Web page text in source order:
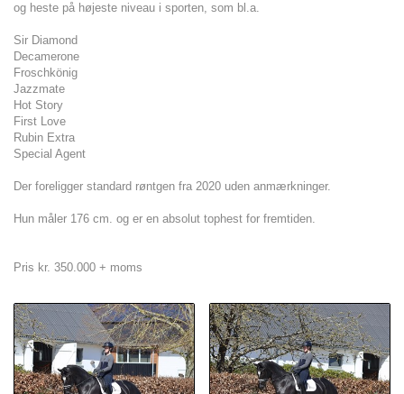
og heste på højeste niveau i sporten, som bl.a.
Sir Diamond
Decamerone
Froschkönig
Jazzmate
Hot Story
First Love
Rubin Extra
Special Agent
Der foreligger standard røntgen fra 2020 uden anmærkninger.
Hun måler 176 cm. og er en absolut tophest for fremtiden.
Pris kr. 350.000 + moms